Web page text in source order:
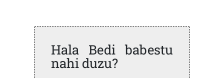
Hala Bedi babestu
nahi duzu?